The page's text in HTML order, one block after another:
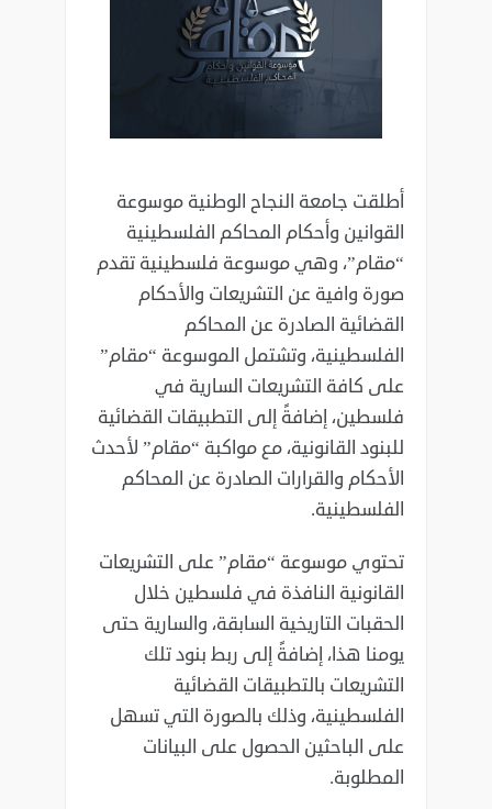
أطلقت جامعة النجاح الوطنية موسوعة
القوانين وأحكام المحاكم الفلسطينية
“مقام”، وهي موسوعة فلسطينية تقدم
صورة وافية عن التشريعات والأحكام
القضائية الصادرة عن المحاكم
الفلسطينية، وتشتمل الموسوعة “مقام”
على كافة التشريعات السارية في
فلسطين، إضافةً إلى التطبيقات القضائية
للبنود القانونية، مع مواكبة “مقام” لأحدث
الأحكام والقرارات الصادرة عن المحاكم
الفلسطينية.
تحتوي موسوعة “مقام” على التشريعات
القانونية النافذة في فلسطين خلال
الحقبات التاريخية السابقة، والسارية حتى
يومنا هذا، إضافةً إلى ربط بنود تلك
التشريعات بالتطبيقات القضائية
الفلسطينية، وذلك بالصورة التي تسهل
على الباحثين الحصول على البيانات
المطلوبة.